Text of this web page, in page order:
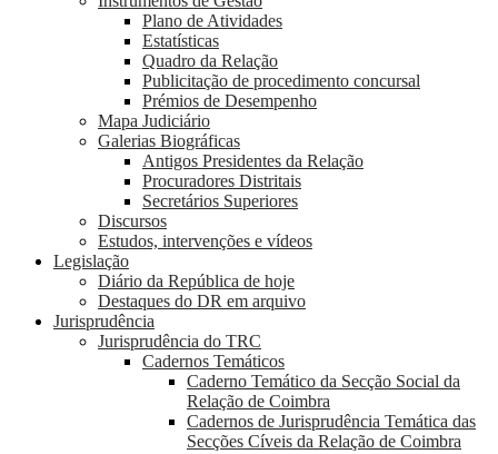
Plano de Atividades
Estatísticas
Quadro da Relação
Publicitação de procedimento concursal
Prémios de Desempenho
Mapa Judiciário
Galerias Biográficas
Antigos Presidentes da Relação
Procuradores Distritais
Secretários Superiores
Discursos
Estudos, intervenções e vídeos
Legislação
Diário da República de hoje
Destaques do DR em arquivo
Jurisprudência
Jurisprudência do TRC
Cadernos Temáticos
Caderno Temático da Secção Social da
Relação de Coimbra
Cadernos de Jurisprudência Temática das
Secções Cíveis da Relação de Coimbra